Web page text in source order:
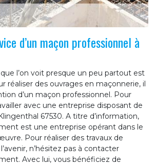
d’un maçon professionnel à
l’on voit presque un peu partout est
réaliser des ouvrages en maçonnerie, il
d’un maçon professionnel. Pour
avec une entreprise disposant de
67530. A titre d’information,
est une entreprise opérant dans le
Pour réaliser des travaux de
n’hésitez pas à contacter
Avec lui, vous bénéficiez de